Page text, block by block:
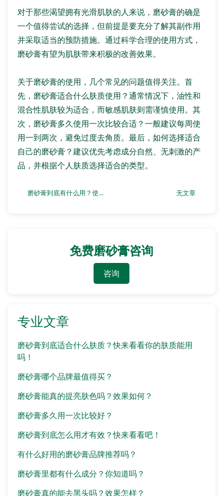
对于那些渴望拥有光滑肌肤的人来说，磨砂膏的确是
一个值得尝试的选择，但前提是要充分了解其副作用
并采取适当的预防措施。通过科学合理的使用方式，
磨砂膏有望为肌肤带来积极的改善效果。
关于磨砂膏的使用，几个常见的问题值得关注。首
先，磨砂膏适合什么肤质使用？通常情况下，油性和
混合性肌肤较为适合，而敏感肌肤则需谨慎使用。其
次，磨砂膏多久使用一次比较合适？一般建议每周使
用一到两次，避免过度去角质。最后，如何选择适合
自己的磨砂膏？建议优先考虑成分自然、无刺激的产
品，并根据个人肤质选择适合的类型。
磨砂膏到底有什么用？使用后会有什么变化？ 无文章
免费磨砂膏咨询
咨询
专业文章
磨砂膏到底适合什么肤质？快来看看你的肤质能用
吗！
磨砂膏哪个品牌最值得买？
磨砂膏能真的提亮肤色吗？效果如何？
磨砂膏多久用一次比较好？
磨砂膏到底怎么用才有效？快来看看吧！
有什么好用的磨砂膏品牌推荐吗？
磨砂膏里都有什么成分？你知道吗？
磨砂膏真的能去黑头吗？效果怎样？